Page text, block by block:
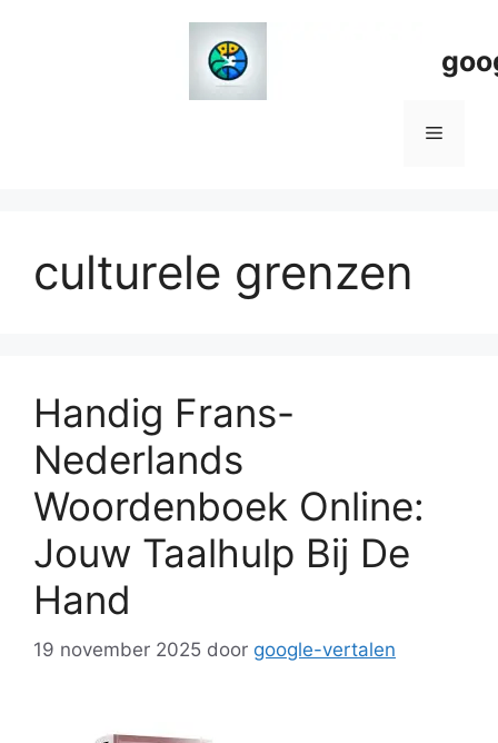
Menu
culturele grenzen
Handig Frans-
Nederlands
Woordenboek Online:
Jouw Taalhulp Bij De
Hand
19 november 2025 door google-vertalen